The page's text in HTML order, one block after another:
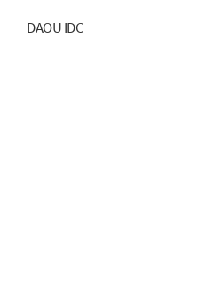
DAOU IDC